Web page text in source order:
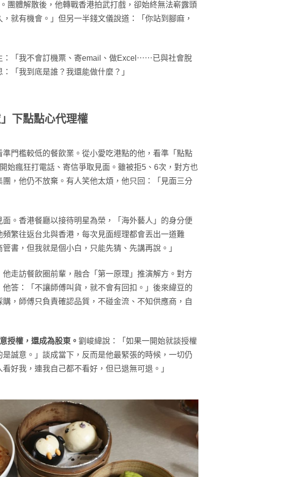
團體解散後，他轉戰香港拍武打戲，卻始終無法嶄露頭
就有機會。」但另一半錢文儀說道：「你站到腳麻，
：「我不會訂機票、寄email、做Excel⋯⋯已與社會脫
「我到底是誰？我還能做什麼？」
下點點心代理權
門檻較低的餐飲業。從小愛吃港點的他，看準「點點
始瘋狂打電話、寄信爭取見面。雖被拒5、6次，對方也
，他仍不放棄。有人笑他太煩，他只回：「見面三分
。香港餐廳以接待明星為榮，「海外藝人」的身分便
繁往返台北與香港，每次見面經理都會丟出一道難
書，但我就是個小白，只能先猜、先講再說。」
走訪餐飲圈前輩，融合「第一原理」推演解方。對方
答：「不讓師傅叫貨，就不會有回扣。」後來緯豆的
，師傅只負責確認品質，不碰金流、不知供應商，自
授權，還成為股東。 劉峻緯說：「如果一開始就談授權
誠意。」談成當下，反而是他最緊張的時候，一切仍
好我，連我自己都不看好，但已退無可退。」